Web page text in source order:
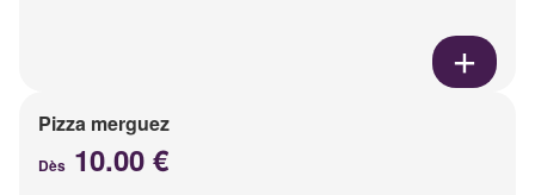
Pizza merguez
Dès 10.00 €